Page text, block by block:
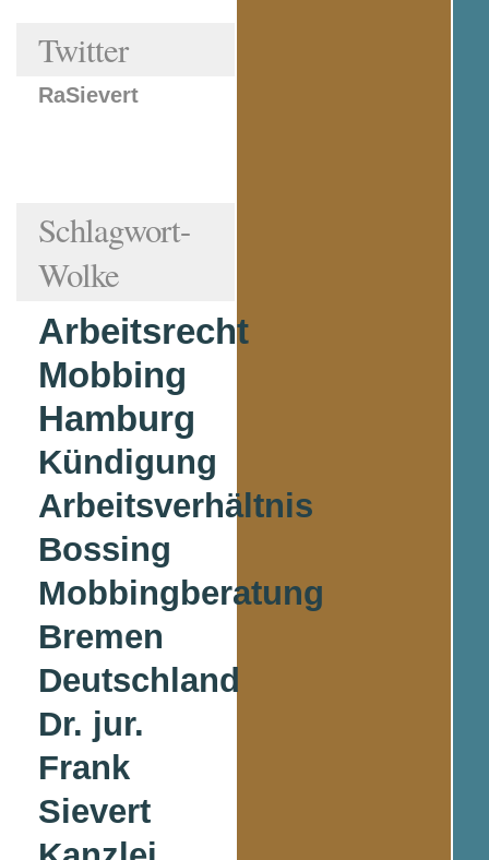
Twitter
RaSievert
Schlagwort-
Wolke
Arbeitsrecht
Mobbing
Hamburg
Kündigung
Arbeitsverhältnis
Bossing
Mobbingberatung
Bremen
Deutschland
Dr. jur.
Frank
Sievert